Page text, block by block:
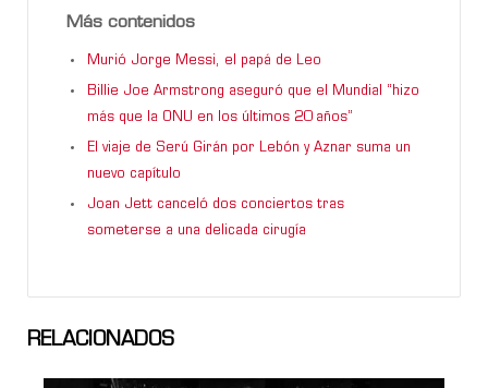
Más contenidos
Murió Jorge Messi, el papá de Leo
Billie Joe Armstrong aseguró que el Mundial “hizo
más que la ONU en los últimos 20 años”
El viaje de Serú Girán por Lebón y Aznar suma un
nuevo capítulo
Joan Jett canceló dos conciertos tras
someterse a una delicada cirugía
RELACIONADOS